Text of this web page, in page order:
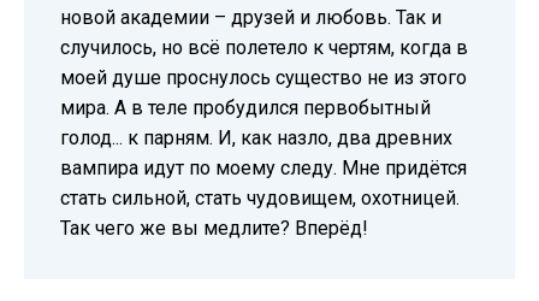
новой академии – друзей и любовь. Так и
случилось, но всё полетело к чертям, когда в
моей душе проснулось существо не из этого
мира. А в теле пробудился первобытный
голод... к парням. И, как назло, два древних
вампира идут по моему следу. Мне придётся
стать сильной, стать чудовищем, охотницей.
Так чего же вы медлите? Вперёд!